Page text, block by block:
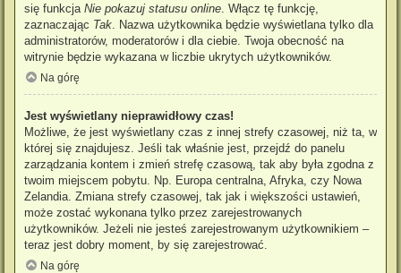
się funkcja Nie pokazuj statusu online . Włącz tę funkcję,
zaznaczając Tak . Nazwa użytkownika będzie wyświetlana tylko dla
administratorów, moderatorów i dla ciebie. Twoja obecność na
witrynie będzie wykazana w liczbie ukrytych użytkowników.
Na górę
Jest wyświetlany nieprawidłowy czas!
Możliwe, że jest wyświetlany czas z innej strefy czasowej, niż ta, w
której się znajdujesz. Jeśli tak właśnie jest, przejdź do panelu
zarządzania kontem i zmień strefę czasową, tak aby była zgodna z
twoim miejscem pobytu. Np. Europa centralna, Afryka, czy Nowa
Zelandia. Zmiana strefy czasowej, tak jak i większości ustawień,
może zostać wykonana tylko przez zarejestrowanych
użytkowników. Jeżeli nie jesteś zarejestrowanym użytkownikiem –
teraz jest dobry moment, by się zarejestrować.
Na górę